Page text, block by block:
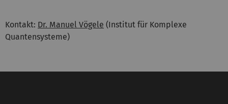
Kontakt: Dr. Manuel Vögele (Institut für Komplexe
Quantensysteme)